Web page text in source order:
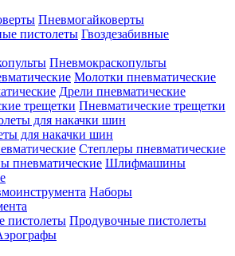
Пневмогайковерты
Гвоздезабивные
Пневмокраскопульты
Молотки пневматические
Дрели пневматические
Пневматические трещетки
для накачки шин
Степлеры пневматические
Шлифмашины
Наборы
Продувочные пистолеты